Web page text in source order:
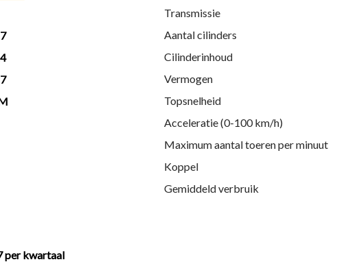
per kwartaal
Transmissie
Aantal cilinders
Cilinderinhoud
Vermogen
Topsnelheid
Acceleratie (0-100 km/h)
Maximum aantal toeren per minuut
Koppel
Gemiddeld verbruik